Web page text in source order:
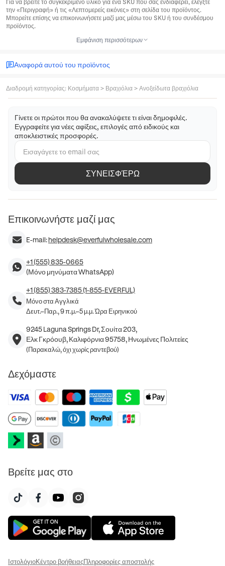
Για να βρείτε το συγκεκριμένο υλικό για ένα SKU που σας ενδιαφέρει, ελέγξτε
την «Περιγραφή» ή τις «Λεπτομερείς εικόνες» στη σελίδα του προϊόντος.
Μπορείτε επίσης να επικοινωνήσετε μαζί μας μέσω του SKU ή του συνδέσμου
προϊόντος.
Εμφάνιση περισσότερων
Αναφορά αυτού του προϊόντος
Διαδρομή κατηγορίας: Κοσμήματα > Βραχιόλια > Ανοξείδωτα βραχιόλια
Γίνετε οι πρώτοι που θα ανακαλύψετε τι είναι δημοφιλές.
Εγγραφείτε για νέες αφίξεις, επιλογές από ειδικούς και
αποκλειστικές προσφορές.
ΣΥΝΕΙΣΦΈΡΩ
Επικοινωνήστε μαζί μας
E-mail:helpdesk@everfulwholesale.com
+1 (555) 835-0665
(Μόνο μηνύματα WhatsApp)
+1 (855) 383-7385 (1-855-EVERFUL)
Μόνο στα Αγγλικά
Δευτ.–Παρ., 9 π.μ.–5 μ.μ. Ώρα Ειρηνικού
9245 Laguna Springs Dr, Σουίτα 203,
Ελκ Γκρόουβ, Καλιφόρνια 95758, Ηνωμένες Πολιτείες
(Παρακαλώ, όχι χωρίς ραντεβού)
Δεχόμαστε
Βρείτε μας στο
ΙστολόγιοΚέντρο βοήθειαςΠληροφορίες αποστολής